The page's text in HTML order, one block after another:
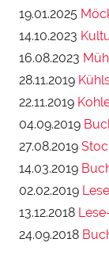
19.01.2025
14.10.2023
16.08.2023
28.11.2019
22.11.2019
04.09.2019
27.08.2019
14.03.2019
02.02.2019
13.12.2018
24.09.2018